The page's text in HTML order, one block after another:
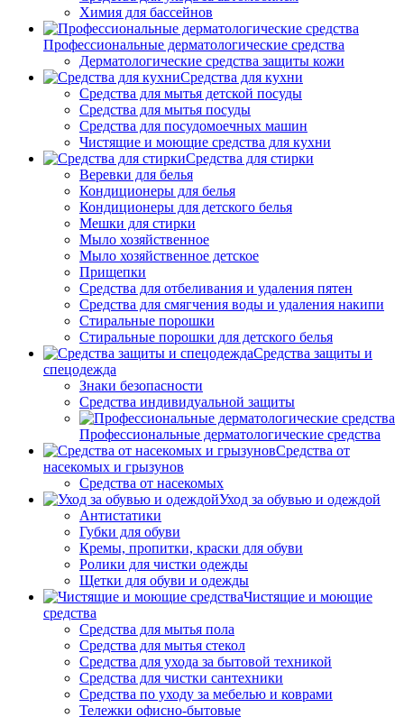
Химия для бассейнов
Профессиональные дерматологические средства
Дерматологические средства защиты кожи
Средства для кухни
Средства для мытья детской посуды
Средства для мытья посуды
Средства для посудомоечных машин
Чистящие и моющие средства для кухни
Средства для стирки
Веревки для белья
Кондиционеры для белья
Кондиционеры для детского белья
Мешки для стирки
Мыло хозяйственное
Мыло хозяйственное детское
Прищепки
Средства для отбеливания и удаления пятен
Средства для смягчения воды и удаления накипи
Стиральные порошки
Стиральные порошки для детского белья
Средства защиты и
спецодежда
Знаки безопасности
Средства индивидуальной защиты
Профессиональные дерматологические средства
Средства от
насекомых и грызунов
Средства от насекомых
Уход за обувью и одеждой
Антистатики
Губки для обуви
Кремы, пропитки, краски для обуви
Ролики для чистки одежды
Щетки для обуви и одежды
Чистящие и моющие
средства
Средства для мытья пола
Средства для мытья стекол
Средства для ухода за бытовой техникой
Средства для чистки сантехники
Средства по уходу за мебелью и коврами
Тележки офисно-бытовые